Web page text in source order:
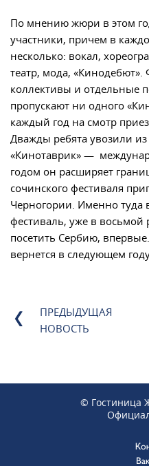
По мнению жюри в этом
участники, причем в
несколько: вокал,
театр, мода, «Кинодебют».
коллективы и отдельные
пропускают ни одного
каждый год на смотр
Дважды ребята увозили
«Кинотаврик» —
годом он расширяет
сочинского фестиваля
Черногории. Именно туда
фестиваль, уже в восьмой
посетить Сербию,
вернется в следующем
ПРЕДЫДУЩАЯ
НОВОСТЬ
© Гостиница